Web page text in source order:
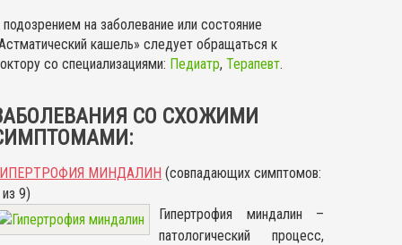
на заболевание или состояние
кашель» следует обращаться к
со специализациями: Педиатр, Терапевт.
СО СХОЖИМИ
МИНДАЛИН (совпадающих симптомов:
9)
Гипертрофия миндалин –
патологический процесс,